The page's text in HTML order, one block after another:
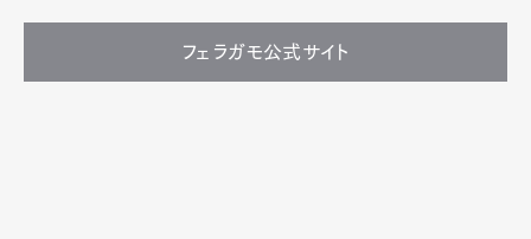
フェラガモ公式サイト